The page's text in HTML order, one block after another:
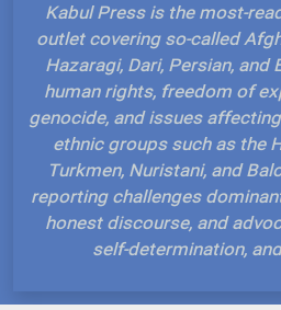
Kabul Press is the most-
outlet covering so-called
Hazaragi, Dari, Persian,
human rights, freedom of
genocide, and issues
ethnic groups such as the
Turkmen, Nuristani, and
reporting challenges
honest discourse, and
self-determination,